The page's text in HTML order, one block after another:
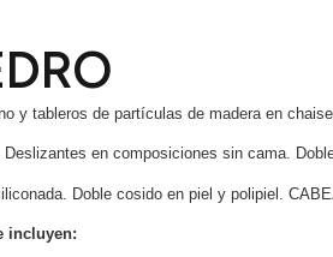
y tableros de partículas de madera en
Deslizantes en composiciones sin cama.
Doble cosido en piel y polipiel.
incluyen: